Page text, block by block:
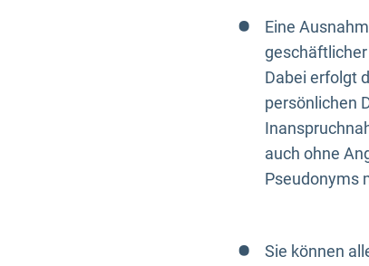
Eine
Dabei erfolgt
persönlichen
auch ohne
Pseudonyms
Sie können